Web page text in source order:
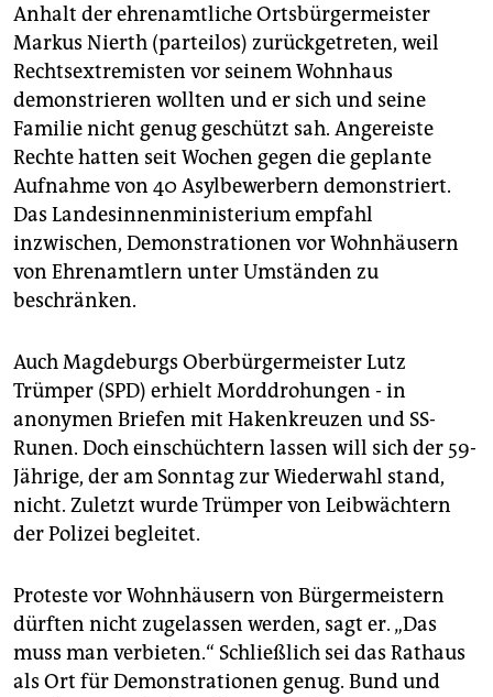
Anhalt der ehrenamtliche Ortsbürgermeister
Markus Nierth (parteilos) zurückgetreten, weil
Rechtsextremisten vor seinem Wohnhaus
demonstrieren wollten und er sich und seine
Familie nicht genug geschützt sah. Angereiste
Rechte hatten seit Wochen gegen die geplante
Aufnahme von 40 Asylbewerbern demonstriert.
Das Landesinnenministerium empfahl
inzwischen, Demonstrationen vor Wohnhäusern
von Ehrenamtlern unter Umständen zu
beschränken.
Auch Magdeburgs Oberbürgermeister Lutz
Trümper (SPD) erhielt Morddrohungen - in
anonymen Briefen mit Hakenkreuzen und SS-
Runen. Doch einschüchtern lassen will sich der 59-
Jährige, der am Sonntag zur Wiederwahl stand,
nicht. Zuletzt wurde Trümper von Leibwächtern
der Polizei begleitet.
Proteste vor Wohnhäusern von Bürgermeistern
dürften nicht zugelassen werden, sagt er. „Das
muss man verbieten.“ Schließlich sei das Rathaus
als Ort für Demonstrationen genug. Bund und